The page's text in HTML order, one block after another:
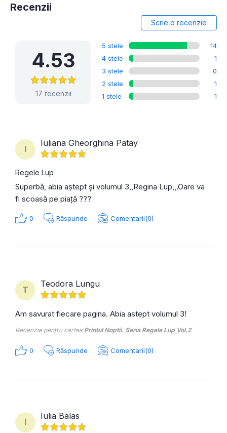
Recenzii
Scrie o recenzie
4.53
17 recenzii
5 stele
14
4 stele
1
3 stele
0
2 stele
1
1 stele
1
I
Iuliana Gheorghina Patay
Regele Lup
Superbă, abia aștept și volumul 3,,Regina Lup,,.Oare va
fi scoasă pe piață ???
0 Răspunde Comentarii(0)
T
Teodora Lungu
Am savurat fiecare pagina. Abia astept volumul 3!
Recenzie pentru cartea Printul Noptii. Seria Regele Lup Vol.2
0 Răspunde Comentarii(0)
I
Iulia Balas